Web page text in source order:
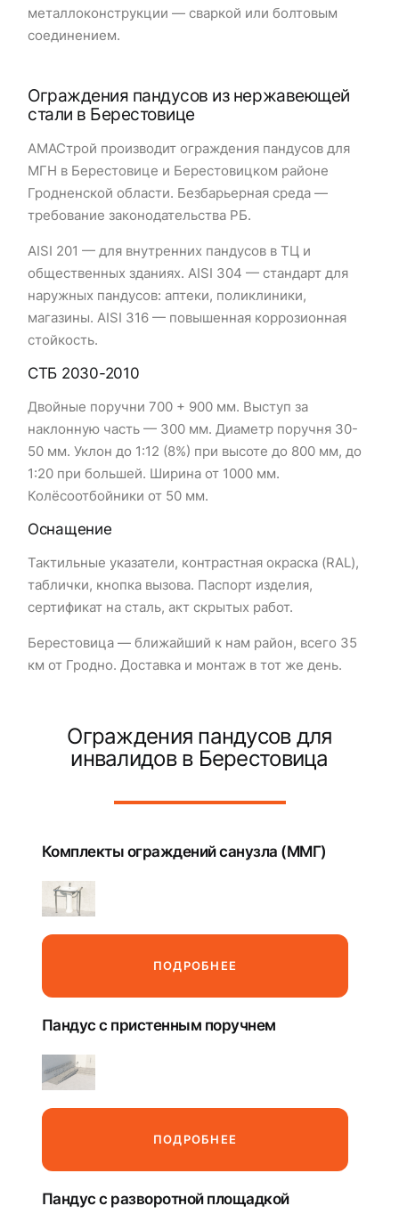
металлоконструкции — сваркой или болтовым
соединением.
Ограждения пандусов из нержавеющей
стали в Берестовице
АМАСтрой производит ограждения пандусов для
МГН в Берестовице и Берестовицком районе
Гродненской области. Безбарьерная среда —
требование законодательства РБ.
AISI 201 — для внутренних пандусов в ТЦ и
общественных зданиях. AISI 304 — стандарт для
наружных пандусов: аптеки, поликлиники,
магазины. AISI 316 — повышенная коррозионная
стойкость.
СТБ 2030-2010
Двойные поручни 700 + 900 мм. Выступ за
наклонную часть — 300 мм. Диаметр поручня 30-
50 мм. Уклон до 1:12 (8%) при высоте до 800 мм, до
1:20 при большей. Ширина от 1000 мм.
Колёсоотбойники от 50 мм.
Оснащение
Тактильные указатели, контрастная окраска (RAL),
таблички, кнопка вызова. Паспорт изделия,
сертификат на сталь, акт скрытых работ.
Берестовица — ближайший к нам район, всего 35
км от Гродно. Доставка и монтаж в тот же день.
Ограждения пандусов для
инвалидов в Берестовица
Комплекты ограждений санузла (ММГ)
ПОДРОБНЕЕ
Пандус с пристенным поручнем
ПОДРОБНЕЕ
Пандус с разворотной площадкой